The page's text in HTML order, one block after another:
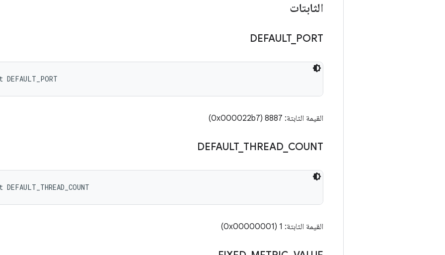
الثابتات
DEFAULT_ PORT
القيمة الثابتة: 8887 (0x000022b7)
DEFAULT_ THREAD COUNT
القيمة الثابتة: 1 (0x00000001)